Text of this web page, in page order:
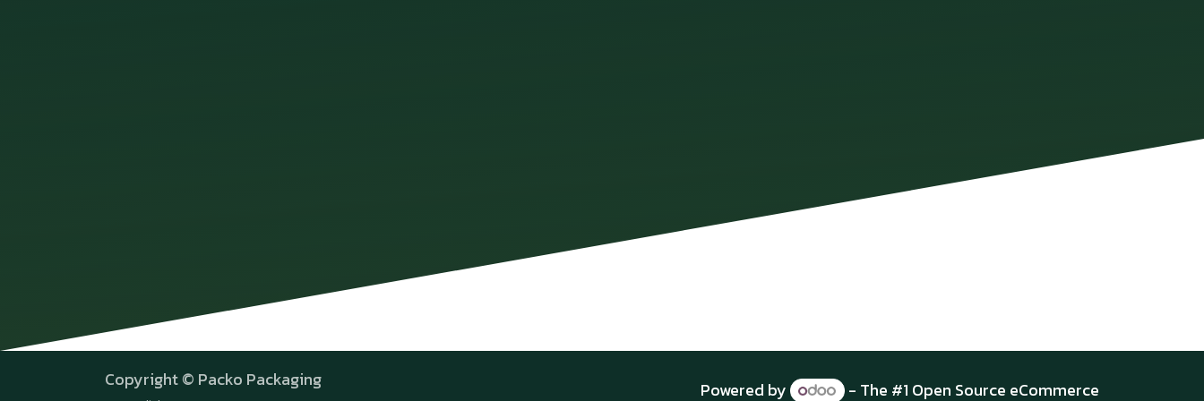
Copyright © Packo Packaging Powered by - The #1 Open Source eCommerce